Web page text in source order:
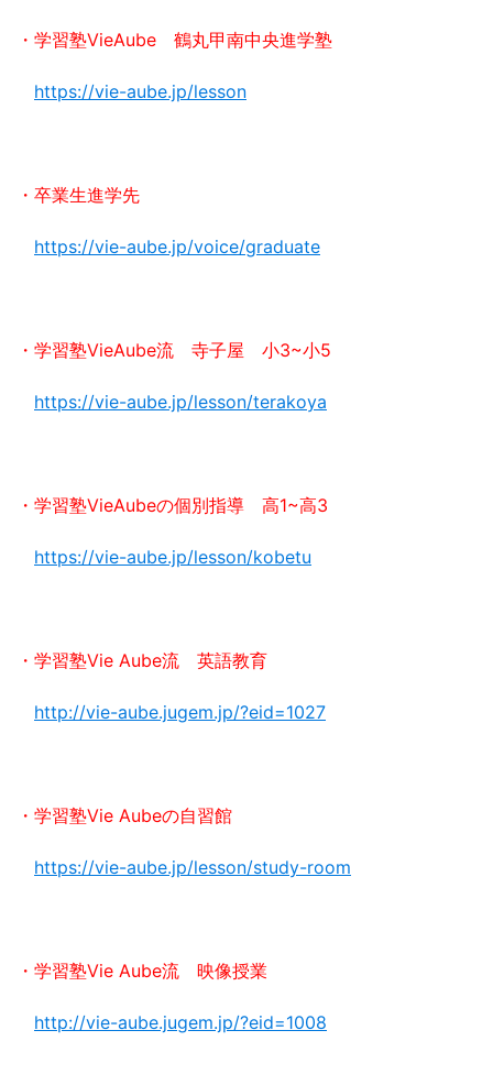
・学習塾VieAube 鶴丸甲南中央進学塾
https://vie-aube.jp/lesson
・卒業生進学先
https://vie-aube.jp/voice/graduate
・学習塾VieAube流 寺子屋 小3~小5
https://vie-aube.jp/lesson/terakoya
・学習塾VieAubeの個別指導 高1~高3
https://vie-aube.jp/lesson/kobetu
・学習塾Vie Aube流 英語教育
http://vie-aube.jugem.jp/?eid=1027
・学習塾Vie Aubeの自習館
https://vie-aube.jp/lesson/study-room
・学習塾Vie Aube流 映像授業
http://vie-aube.jugem.jp/?eid=1008